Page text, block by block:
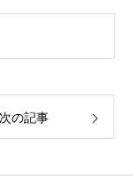
次の記事